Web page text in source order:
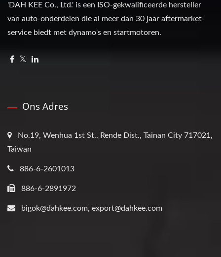
'DAH KEE Co., Ltd.' is een ISO-gekwalificeerde hersteller
van auto-onderdelen die al meer dan 30 jaar aftermarket-
service biedt met dynamo's en startmotoren.
Ons Adres
No.19, Wenhua 1st St., Rende Dist., Tainan City 717021,
Taiwan
886-6-2601013
886-6-2891972
bigok@dahkee.com, export@dahkee.com